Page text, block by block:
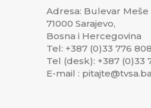
Adresa: Bulevar Meše
71000 Sarajevo,
Bosna i Hercegovina
Tel: +387 (0)33 776 808
Tel (desk): +387 (0)33
E-mail : pitajte@tvsa.ba